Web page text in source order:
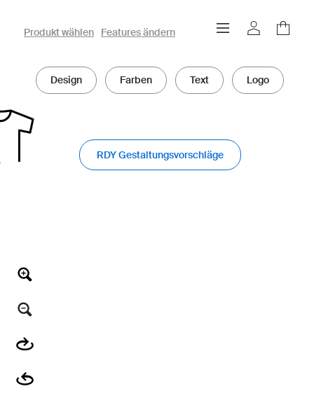
owayo 3D-Konfigurator
Produkt wählen Features ändern
Design Farben Text Logo
RDY Gestaltungsvorschläge